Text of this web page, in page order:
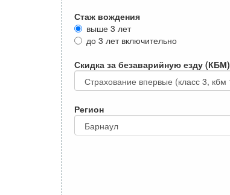
Стаж вождения
выше 3 лет
до 3 лет включительно
Скидка за безаварийную езду (КБМ)
Регион